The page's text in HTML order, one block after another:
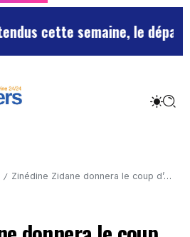
semaine, le département
/ Zinédine Zidane donnera le coup d’envoi des 24 Heures du Mans 2024 !